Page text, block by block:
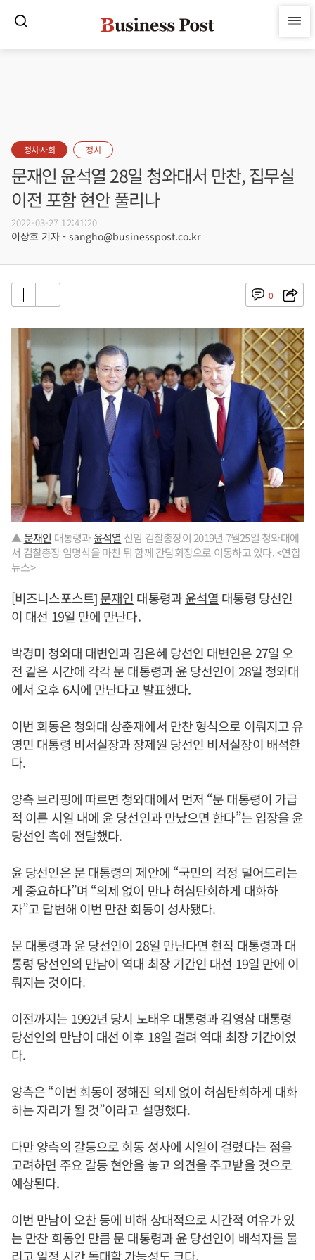
정치·사회 정치
문재인 윤석열 28일 청와대서 만찬, 집무실
이전 포함 현안 풀리나
2022-03-27 12:41:20
이상호 기자 - sangho@businesspost.co.kr
0
▲문재인 대통령과윤석열 신임 검찰총장이 2019년 7월25일 청와대에
서 검찰총장 임명식을 마친 뒤 함께 간담회장으로 이동하고 있다. <연합
뉴스>
[비즈니스포스트]문재인 대통령과윤석열 대통령 당선인
이 대선 19일 만에 만난다.
박경미 청와대 대변인과 김은혜 당선인 대변인은 27일 오
전 같은 시간에 각각 문 대통령과 윤 당선인이 28일 청와대
에서 오후 6시에 만난다고 발표했다.
이번 회동은 청와대 상춘재에서 만찬 형식으로 이뤄지고 유
영민 대통령 비서실장과 장제원 당선인 비서실장이 배석한
다.
양측 브리핑에 따르면 청와대에서 먼저 “문 대통령이 가급
적 이른 시일 내에 윤 당선인과 만났으면 한다”는 입장을 윤
당선인 측에 전달했다.
윤 당선인은 문 대통령의 제안에 “국민의 걱정 덜어드리는
게 중요하다”며 “의제 없이 만나 허심탄회하게 대화하
자”고 답변해 이번 만찬 회동이 성사됐다.
문 대통령과 윤 당선인이 28일 만난다면 현직 대통령과 대
통령 당선인의 만남이 역대 최장 기간인 대선 19일 만에 이
뤄지는 것이다.
이전까지는 1992년 당시 노태우 대통령과 김영삼 대통령
당선인의 만남이 대선 이후 18일 걸려 역대 최장 기간이었
다.
양측은 “이번 회동이 정해진 의제 없이 허심탄회하게 대화
하는 자리가 될 것”이라고 설명했다.
다만 양측의 갈등으로 회동 성사에 시일이 걸렸다는 점을
고려하면 주요 갈등 현안을 놓고 의견을 주고받을 것으로
예상된다.
이번 만남이 오찬 등에 비해 상대적으로 시간적 여유가 있
는 만찬 회동인 만큼 문 대통령과 윤 당선인이 배석자를 물
리고 일정 시간 독대할 가능성도 크다.